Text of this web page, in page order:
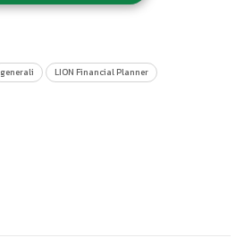
generali
LION Financial Planner